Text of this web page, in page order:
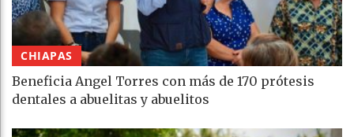
CHIAPAS
Beneficia Angel Torres con más de 170 prótesis
dentales a abuelitas y abuelitos